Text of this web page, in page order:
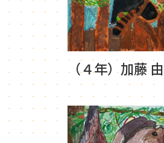
（４年）加藤